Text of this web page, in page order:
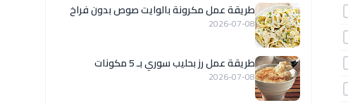
طريقة عمل مكرونة بالوايت صوص بدون فراخ
2026-07-08
طريقة عمل رز بحليب سوري بـ 5 مكونات
2026-07-08